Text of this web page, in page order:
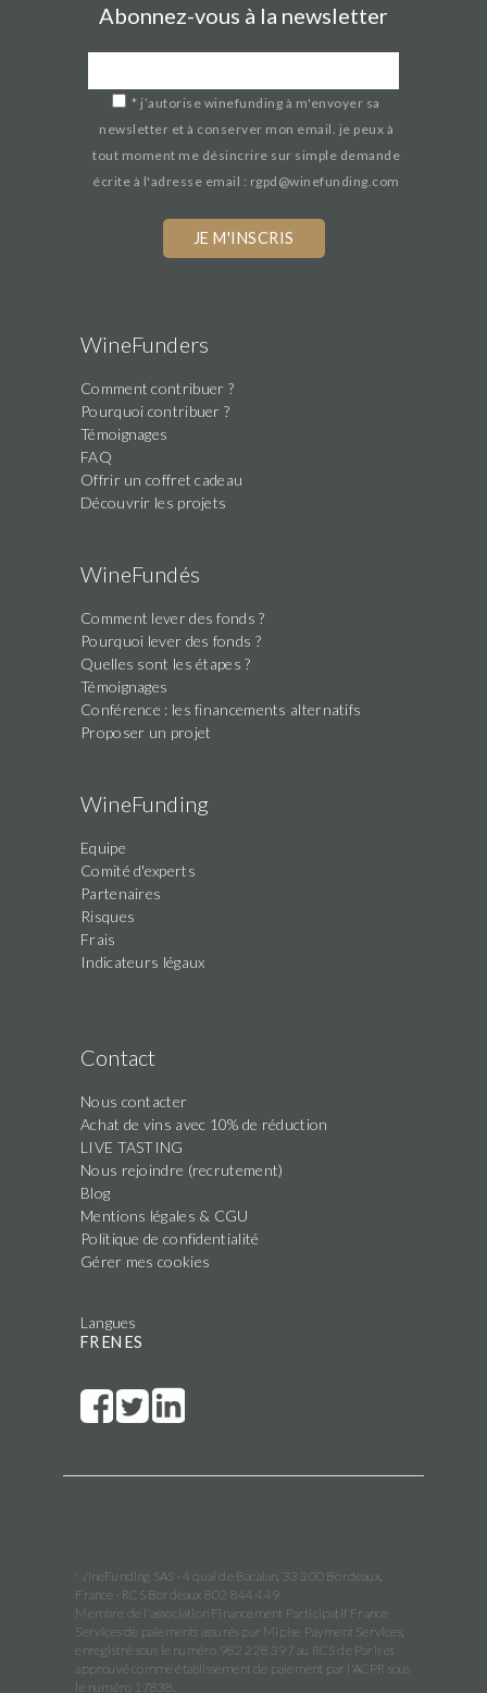
Abonnez-vous à la newsletter
* j’autorise winefunding à m'envoyer sa
newsletter et à conserver mon email. je peux à
tout moment me désincrire sur simple demande
écrite à l'adresse email : rgpd@winefunding.com
this
field
WineFunders
Comment contribuer ?
Pourquoi contribuer ?
Témoignages
FAQ
Offrir un coffret cadeau
Découvrir les projets
WineFundés
Comment lever des fonds ?
Pourquoi lever des fonds ?
Quelles sont les étapes ?
Témoignages
Conférence : les financements alternatifs
Proposer un projet
WineFunding
Equipe
Comité d'experts
Partenaires
Risques
Frais
Indicateurs légaux
Contact
Nous contacter
Achat de vins avec 10% de réduction
LIVE TASTING
Nous rejoindre (recrutement)
Blog
Mentions légales & CGU
Politique de confidentialité
Gérer mes cookies
Langues
FR EN ES
WineFunding SAS · 4 quai de Bacalan, 33 300 Bordeaux,
France · RCS Bordeaux 802 844 449
Membre de l'association Financement Participatif France
Services de paiements assurés par Mipise Payment Services,
enregistré sous le numéro 982 228 397 au RCS de Paris et
approuvé comme établissement de paiement par l'ACPR sous
le numéro 17838.